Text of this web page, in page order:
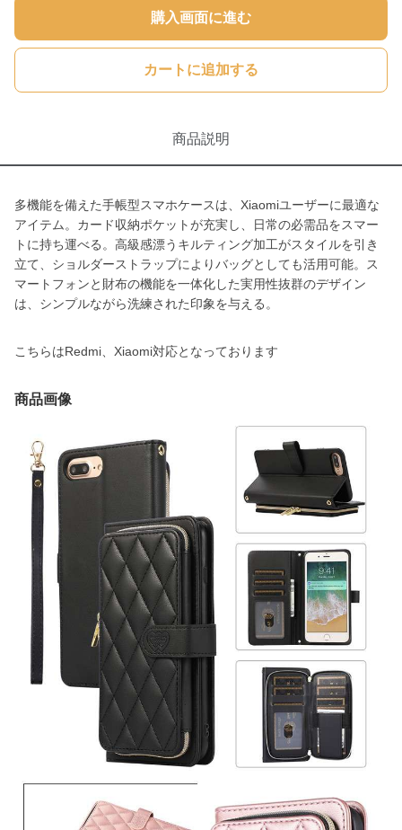
購入画面に進む
カートに追加する
商品説明
多機能を備えた手帳型スマホケースは、Xiaomiユーザーに最適な
アイテム。カード収納ポケットが充実し、日常の必需品をスマー
トに持ち運べる。高級感漂うキルティング加工がスタイルを引き
立て、ショルダーストラップによりバッグとしても活用可能。ス
マートフォンと財布の機能を一体化した実用性抜群のデザイン
は、シンプルながら洗練された印象を与える。
こちらはRedmi、Xiaomi対応となっております
商品画像